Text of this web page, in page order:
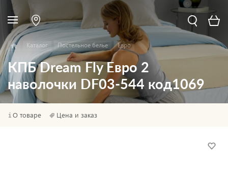
Каталог Постельное белье Евро
КПБ Dream Fly Евро 2
наволочки DF03-544 код1069
О товаре Цена и заказ